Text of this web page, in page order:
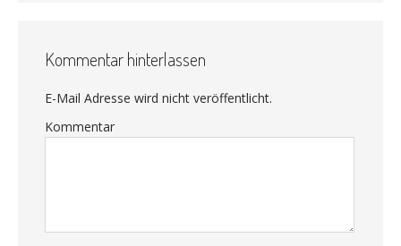
Kommentar hinterlassen
E-Mail Adresse wird nicht veröffentlicht.
Kommentar